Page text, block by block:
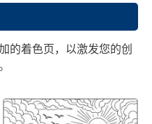
的着色页，以激发您的创